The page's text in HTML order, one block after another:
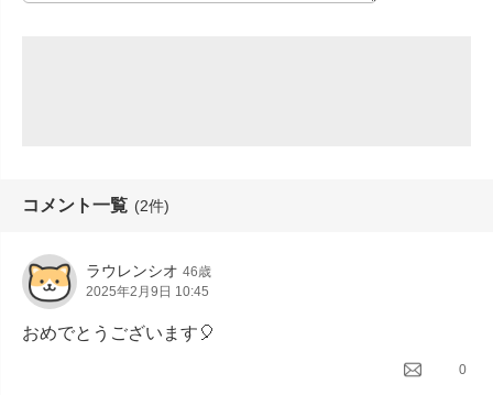
コメント一覧 (2件)
ラウレンシオ 46歳
2025年2月9日 10:45
おめでとうございます🎈
0